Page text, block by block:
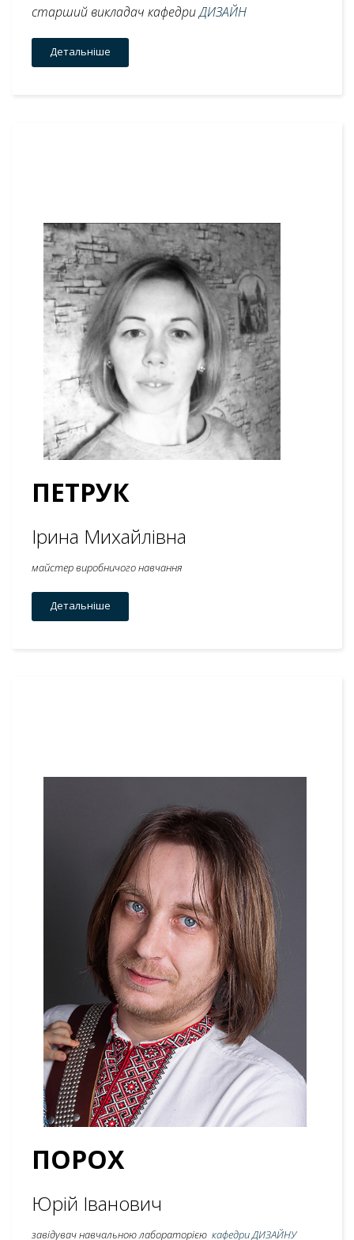
старший викладач кафедриДИЗАЙН
Детальніше
ПЕТРУК
Ірина Михайлівна
майстер виробничого навчання
Детальніше
ПОРОХ
Юрій Іванович
завідувач навчальною лабораторією кафедри ДИЗАЙНУ